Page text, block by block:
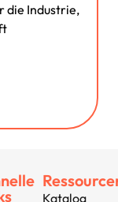
die Industrie,
Katalog